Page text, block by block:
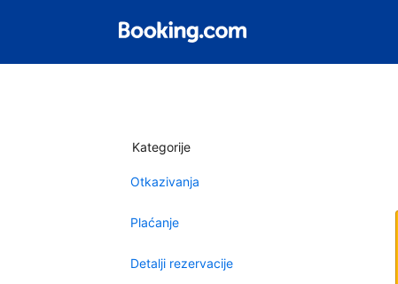
Kategorije
Otkazivanja
Plaćanje
Detalji rezervacije